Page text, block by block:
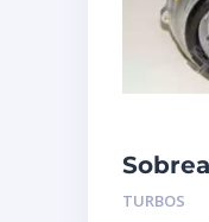
TURBOS